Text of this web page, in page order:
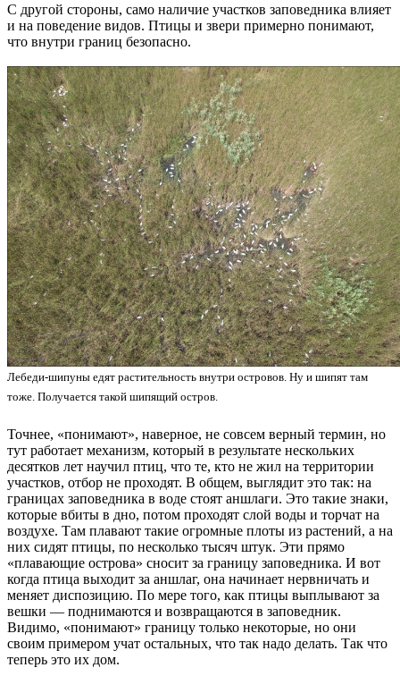
С другой стороны, само наличие участков заповедника влияет
и на поведение видов. Птицы и звери примерно понимают,
что внутри границ безопасно.
Лебеди-шипуны едят растительность внутри островов. Ну и шипят там
тоже. Получается такой шипящий остров.
Точнее, «понимают», наверное, не совсем верный термин, но
тут работает механизм, который в результате нескольких
десятков лет научил птиц, что те, кто не жил на территории
участков, отбор не проходят. В общем, выглядит это так: на
границах заповедника в воде стоят аншлаги. Это такие знаки,
которые вбиты в дно, потом проходят слой воды и торчат на
воздухе. Там плавают такие огромные плоты из растений, а на
них сидят птицы, по несколько тысяч штук. Эти прямо
«плавающие острова» сносит за границу заповедника. И вот
когда птица выходит за аншлаг, она начинает нервничать и
меняет диспозицию. По мере того, как птицы выплывают за
вешки — поднимаются и возвращаются в заповедник.
Видимо, «понимают» границу только некоторые, но они
своим примером учат остальных, что так надо делать. Так что
теперь это их дом.